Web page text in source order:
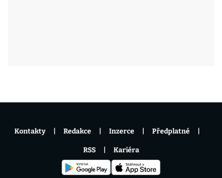
Kontakty Redakce Inzerce Předplatné
RSS Kariéra